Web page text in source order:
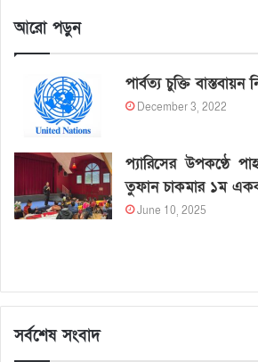
আরো পড়ুন
পার্বত্য চুক্তি
December 3, 2022
প্যারিসের উপকণ্ঠে
তুফান চাকমার ১ম একক
June 10, 2025
সর্বশেষ সংবাদ